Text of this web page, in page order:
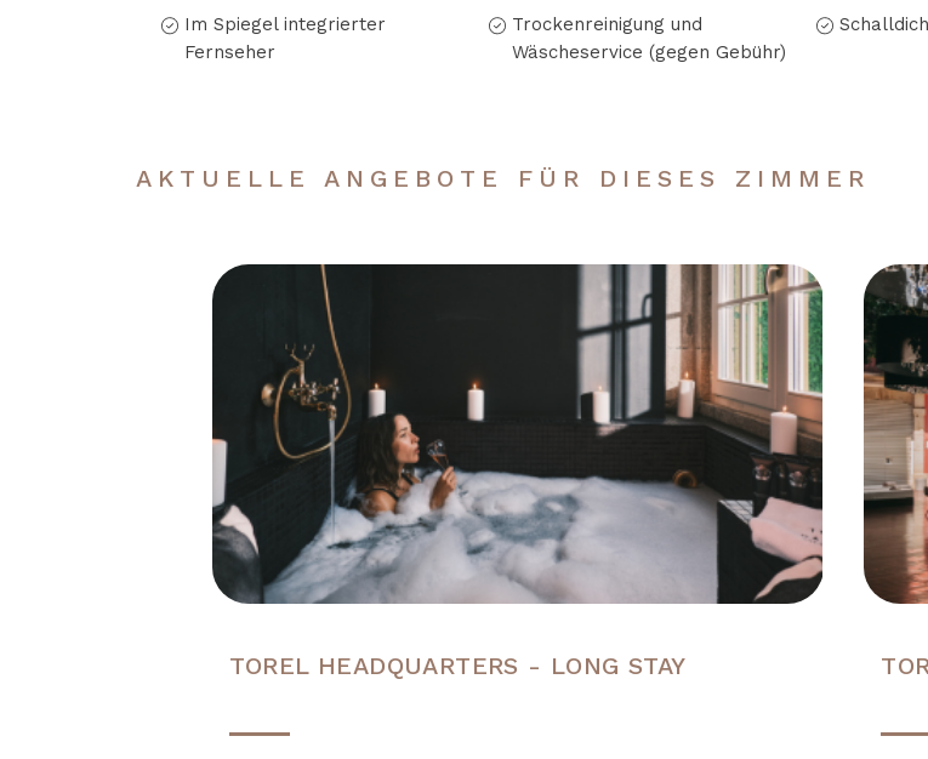
Im Spiegel integrierter
Fernseher
Trockenreinigung und
Wäscheservice (gegen Gebühr)
AKTUELLE ANGEBOTE FÜR DIESES ZIMMER
TOREL HEADQUARTERS - LONG STAY